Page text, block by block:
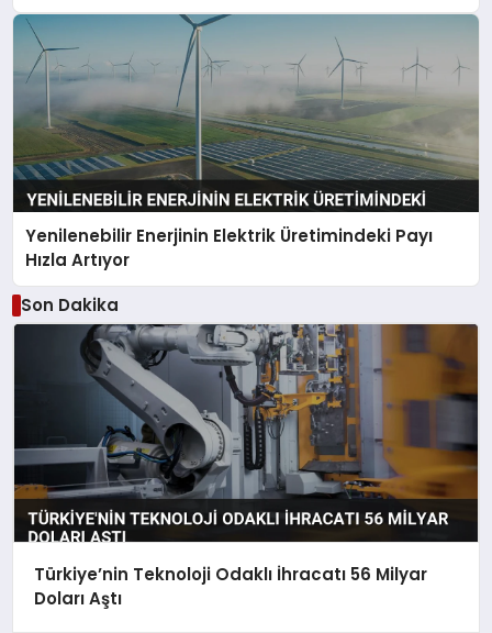
Yenilenebilir Enerjinin Elektrik Üretimindeki Payı
Hızla Artıyor
Son Dakika
Türkiye’nin Teknoloji Odaklı İhracatı 56 Milyar
Doları Aştı